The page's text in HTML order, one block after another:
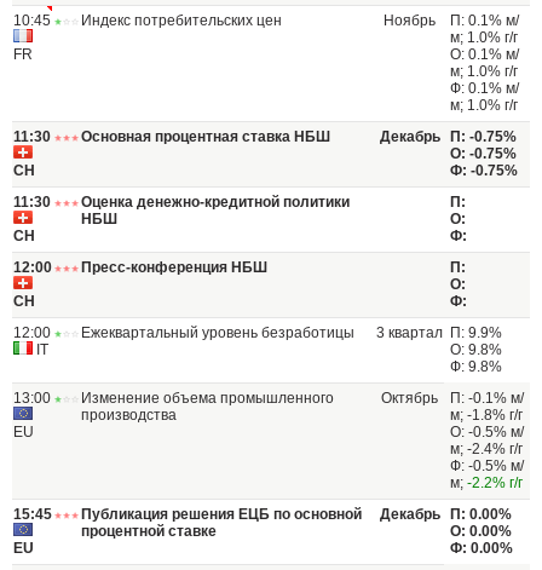
10:45
FR
Индекс потребительских цен Ноябрь
П: 0.1% м/
м; 1.0% г/г
О: 0.1% м/
м; 1.0% г/г
Ф: 0.1% м/
м; 1.0% г/г
11:30
CH
Основная процентная ставка НБШ Декабрь
П: -0.75%
О: -0.75%
Ф: -0.75%
11:30
CH
Оценка денежно-кредитной политики
НБШ
П:
О:
Ф:
12:00
CH
Пресс-конференция НБШ
П:
О:
Ф:
12:00
IT
Ежеквартальный уровень безработицы 3 квартал П: 9.9%
О: 9.8%
Ф: 9.8%
13:00
EU
Изменение объема промышленного
производства
Октябрь
П: -0.1% м/
м; -1.8% г/г
О: -0.5% м/
м; -2.4% г/г
Ф: -0.5% м/
м; -2.2% г/г
15:45
EU
Публикация решения ЕЦБ по основной
процентной ставке
Декабрь
П: 0.00%
О: 0.00%
Ф: 0.00%